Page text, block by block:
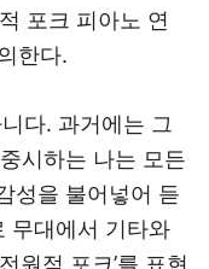
포크 피아노 연
한다.
다. 과거에는 그
시하는 나는 모든
성을 불어넣어 듣
무대에서 기타와
원적 포크’를 표현